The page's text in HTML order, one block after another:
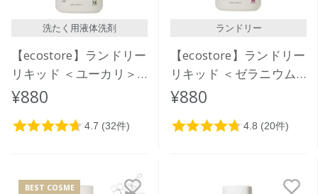
洗たく用液体洗剤
【ecostore】ランドリー
リキッド ＜ユーカリ＞
500mL
¥880
ランドリー
【ecostore】ランドリー
リキッド ＜ゼラニウム
＆オレンジ＞500mL
¥880
BEST COSME